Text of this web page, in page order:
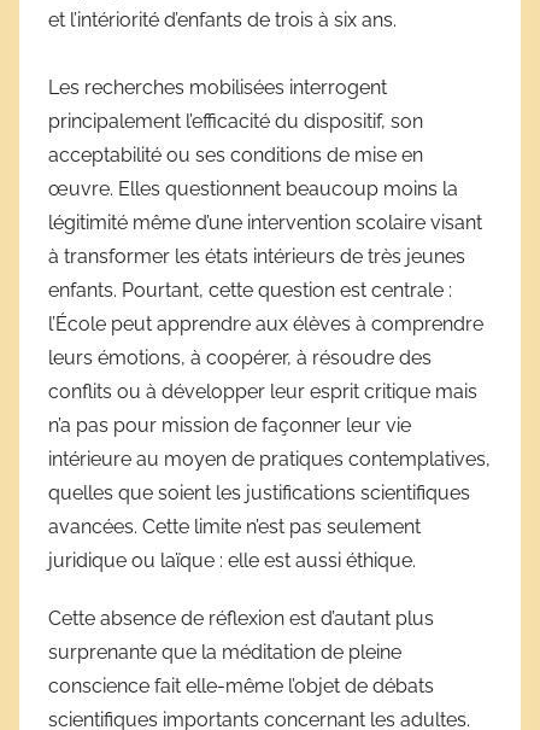
et l’intériorité d’enfants de trois à six ans.
Les recherches mobilisées interrogent
principalement l’efficacité du dispositif, son
acceptabilité ou ses conditions de mise en
œuvre. Elles questionnent beaucoup moins la
légitimité même d’une intervention scolaire visant
à transformer les états intérieurs de très jeunes
enfants. Pourtant, cette question est centrale :
l’École peut apprendre aux élèves à comprendre
leurs émotions, à coopérer, à résoudre des
conflits ou à développer leur esprit critique mais
n’a pas pour mission de façonner leur vie
intérieure au moyen de pratiques contemplatives,
quelles que soient les justifications scientifiques
avancées. Cette limite n’est pas seulement
juridique ou laïque : elle est aussi éthique.
Cette absence de réflexion est d’autant plus
surprenante que la méditation de pleine
conscience fait elle-même l’objet de débats
scientifiques importants concernant les adultes.